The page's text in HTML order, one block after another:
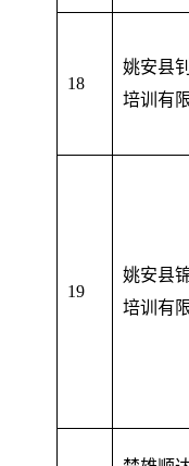
18
姚安县
培训有
19
姚安县
培训有